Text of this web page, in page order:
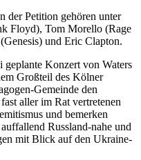
der Petition gehören unter
Floyd), Tom Morello (Rage
und Eric Clapton.
Konzert von Waters
Großteil des Kölner
Gemeinde den
aller im Rat vertretenen
und bemerken
Russland-nahe und
mit Blick auf den Ukraine-